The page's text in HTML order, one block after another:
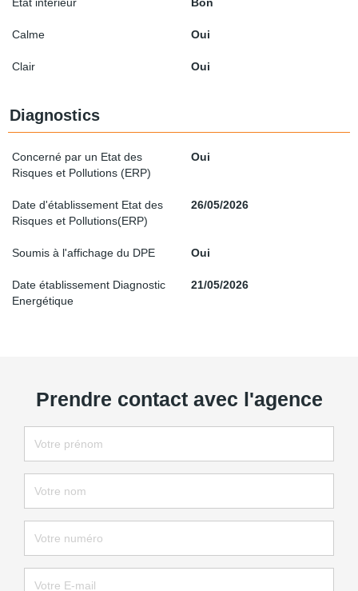
Calme Oui
Clair Oui
Diagnostics
Concerné par un Etat des
Risques et Pollutions (ERP)
Oui
Date d'établissement Etat des
Risques et Pollutions(ERP)
26/05/2026
Soumis à l'affichage du DPE Oui
Date établissement Diagnostic
Energétique
21/05/2026
Prendre contact avec l'agence